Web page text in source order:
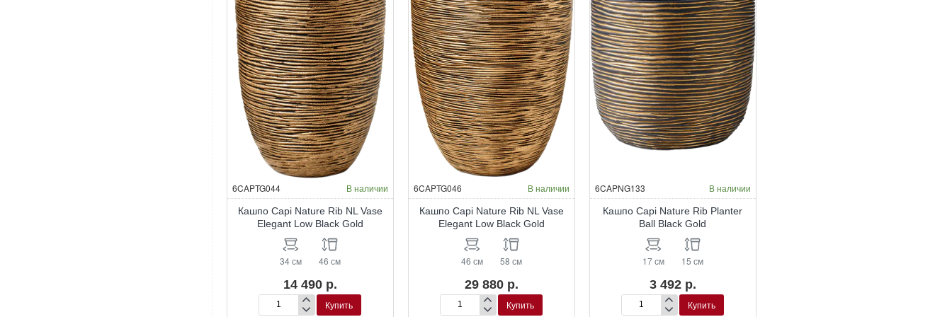
Elegant
Deluxe
Ivory
Elegant
Low
anthracite
elegant
low
anthracite
6CAPTG044 В наличии
Кашпо Capi Nature Rib NL Vase
Elegant Low Black Gold
34 см 46 см
14 490 р.
Кашпо Купить
6CAPTG046 В наличии
Кашпо Capi Nature Rib NL Vase
Elegant Low Black Gold
46 см 58 см
29 880 р.
Кашпо Купить
6CAPNG133 В наличии
Кашпо Capi Nature Rib Planter
Ball Black Gold
17 см 15 см
3 492 р.
Кашпо Купить